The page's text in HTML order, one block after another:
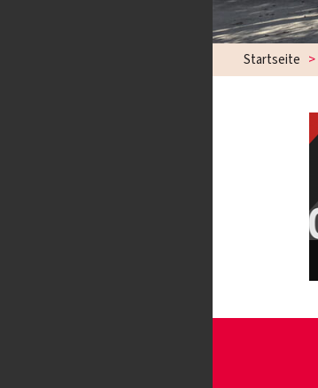
Startseite >